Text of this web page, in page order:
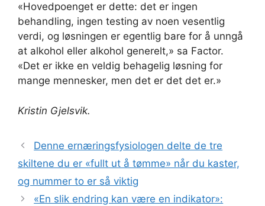
«Hovedpoenget er dette: det er ingen
behandling, ingen testing av noen vesentlig
verdi, og løsningen er egentlig bare for å unngå
at alkohol eller alkohol generelt,» sa Factor.
«Det er ikke en veldig behagelig løsning for
mange mennesker, men det er det det er.»
Kristin Gjelsvik.
Denne ernæringsfysiologen delte de tre
skiltene du er «fullt ut å tømme» når du kaster,
og nummer to er så viktig
«En slik endring kan være en indikator»: